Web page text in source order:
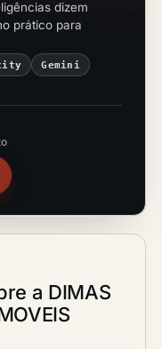
dizem
prático para
Gemini
a DIMAS